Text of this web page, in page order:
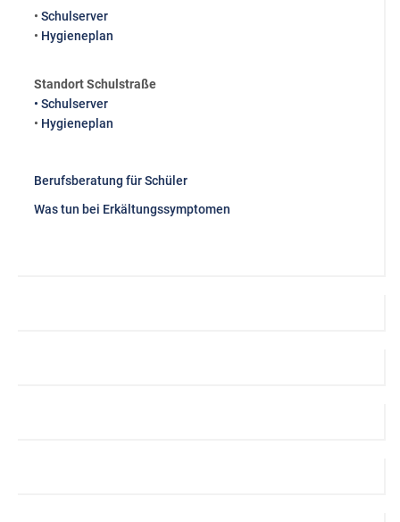
• Schulserver
• Hygieneplan
Standort Schulstraße
• Schulserver
• Hygieneplan
Berufsberatung für Schüler
Was tun bei Erkältungssymptomen